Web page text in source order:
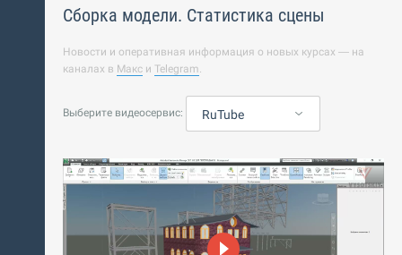
Сборка модели. Статистика сцены
Новости и оперативная информация о новых курсах — на
каналах в Макс и Telegram.
Выберите видеосервис: RuTube